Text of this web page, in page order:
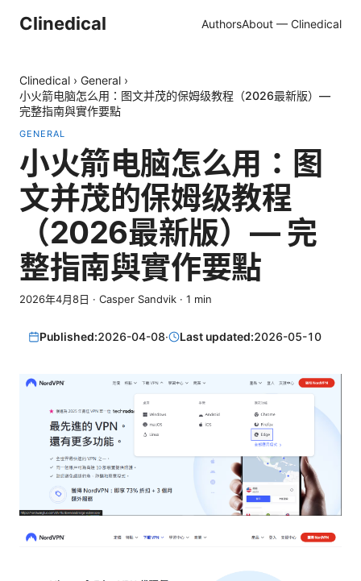
Clinedical AuthorsAbout — Clinedical
Clinedical › General ›
小火箭电脑怎么用：图文并茂的保姆级教程（2026最新版）—
完整指南與實作要點
GENERAL
小火箭电脑怎么用：图
文并茂的保姆级教程
（2026最新版）— 完
整指南與實作要點
2026年4月8日 · Casper Sandvik · 1 min
Published:2026-04-08· Last updated:2026-05-10